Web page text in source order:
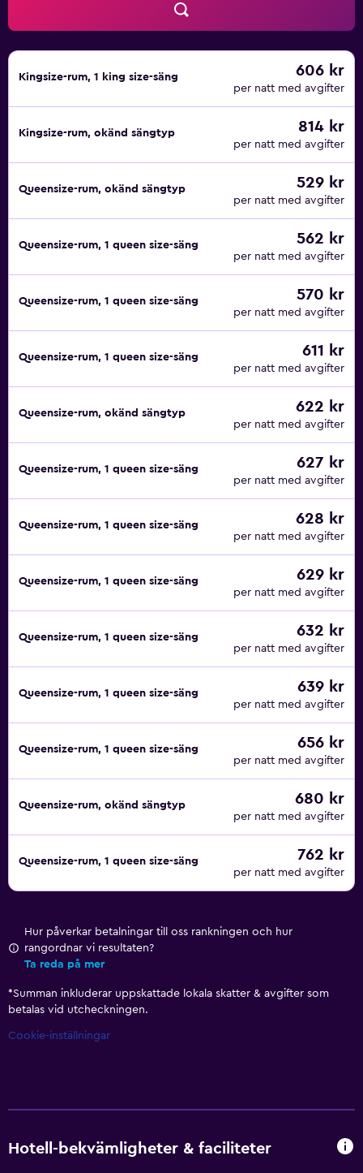
Kingsize-rum, 1 king size-säng 606 kr
per natt med avgifter
Kingsize-rum, okänd sängtyp 814 kr
per natt med avgifter
Queensize-rum, okänd sängtyp 529 kr
per natt med avgifter
Queensize-rum, 1 queen size-säng 562 kr
per natt med avgifter
Queensize-rum, 1 queen size-säng 570 kr
per natt med avgifter
Queensize-rum, 1 queen size-säng 611 kr
per natt med avgifter
Queensize-rum, okänd sängtyp 622 kr
per natt med avgifter
Queensize-rum, 1 queen size-säng 627 kr
per natt med avgifter
Queensize-rum, 1 queen size-säng 628 kr
per natt med avgifter
Queensize-rum, 1 queen size-säng 629 kr
per natt med avgifter
Queensize-rum, 1 queen size-säng 632 kr
per natt med avgifter
Queensize-rum, 1 queen size-säng 639 kr
per natt med avgifter
Queensize-rum, 1 queen size-säng 656 kr
per natt med avgifter
Queensize-rum, okänd sängtyp 680 kr
per natt med avgifter
Queensize-rum, 1 queen size-säng 762 kr
per natt med avgifter
Hur påverkar betalningar till oss rankningen och hur
rangordnar vi resultaten?
Ta reda på mer
*Summan inkluderar uppskattade lokala skatter & avgifter som
betalas vid utcheckningen.
Cookie-inställningar
Hotell-bekvämligheter & faciliteter